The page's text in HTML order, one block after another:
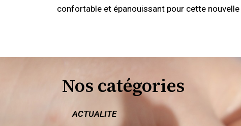
confortable et épanouissant pour cette nouvelle
Nos catégories
ACTUALITE